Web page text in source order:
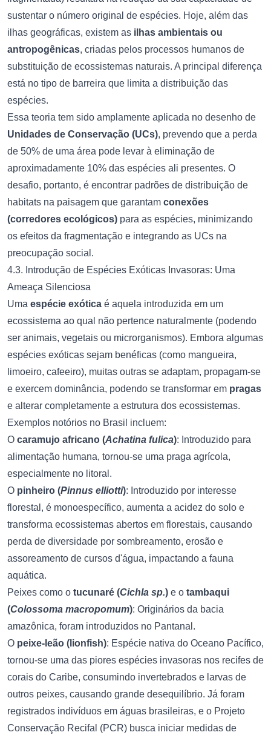
sustentar o número original de espécies. Hoje, além das
ilhas geográficas, existem as ilhas ambientais ou
antropogênicas, criadas pelos processos humanos de
substituição de ecossistemas naturais. A principal diferença
está no tipo de barreira que limita a distribuição das
espécies.
Essa teoria tem sido amplamente aplicada no desenho de
Unidades de Conservação (UCs), prevendo que a perda
de 50% de uma área pode levar à eliminação de
aproximadamente 10% das espécies ali presentes. O
desafio, portanto, é encontrar padrões de distribuição de
habitats na paisagem que garantam conexões
(corredores ecológicos) para as espécies, minimizando
os efeitos da fragmentação e integrando as UCs na
preocupação social.
4.3. Introdução de Espécies Exóticas Invasoras: Uma
Ameaça Silenciosa
Uma espécie exótica é aquela introduzida em um
ecossistema ao qual não pertence naturalmente (podendo
ser animais, vegetais ou microrganismos). Embora algumas
espécies exóticas sejam benéficas (como mangueira,
limoeiro, cafeeiro), muitas outras se adaptam, propagam-se
e exercem dominância, podendo se transformar em pragas
e alterar completamente a estrutura dos ecossistemas.
Exemplos notórios no Brasil incluem:
O caramujo africano (Achatina fulica): Introduzido para
alimentação humana, tornou-se uma praga agrícola,
especialmente no litoral.
O pinheiro (Pinnus elliotti): Introduzido por interesse
florestal, é monoespecífico, aumenta a acidez do solo e
transforma ecossistemas abertos em florestais, causando
perda de diversidade por sombreamento, erosão e
assoreamento de cursos d'água, impactando a fauna
aquática.
Peixes como o tucunaré (Cichla sp.) e o tambaqui
(Colossoma macropomum): Originários da bacia
amazônica, foram introduzidos no Pantanal.
O peixe-leão (lionfish): Espécie nativa do Oceano Pacífico,
tornou-se uma das piores espécies invasoras nos recifes de
corais do Caribe, consumindo invertebrados e larvas de
outros peixes, causando grande desequilíbrio. Já foram
registrados indivíduos em águas brasileiras, e o Projeto
Conservação Recifal (PCR) busca iniciar medidas de